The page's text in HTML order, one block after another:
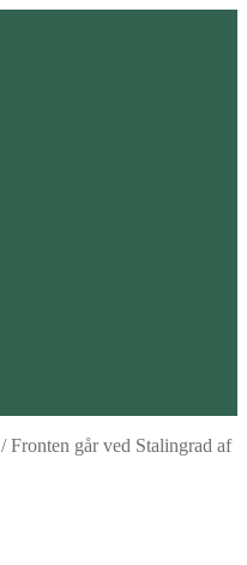
/Fronten går ved Stalingrad af